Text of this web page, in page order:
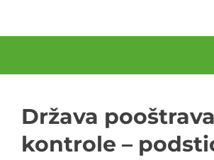
Država pooštrava
kontrole –